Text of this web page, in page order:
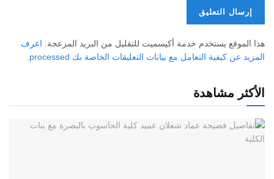
هذا الموقع يستخدم خدمة أكيسميت للتقليل من البريد المزعجة. اعرف
المزيد عن كيفية التعامل مع بيانات التعليقات الخاصة بك processed
.
الأكثر مشاهدة